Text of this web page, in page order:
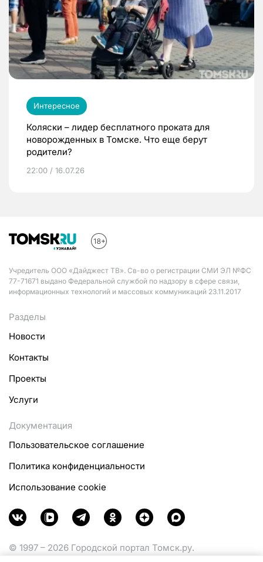
Интересное
Коляски – лидер бесплатного проката для
новорожденных в Томске. Что еще берут
родители?
22:00 / 16.07.26
Учредитель ООО «Дайджест ТВ». Св-во о регистрации СМИ ЭЛ №ФС
77-71671 выдано Федеральной службой по надзору в сфере связи,
информационных технологий и массовых коммуникаций 23.11.2017
Разделы
Новости
Контакты
Проекты
Услуги
Документация
Пользовательское соглашение
Политика конфиденциальности
Использование cookie
© 1997 – 2026 Городской портал Томск.ру.